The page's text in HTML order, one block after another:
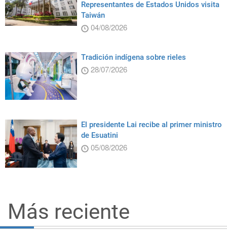
Representantes de Estados Unidos visita
Taiwán
04/08/2026
Tradición indígena sobre rieles
28/07/2026
El presidente Lai recibe al primer ministro
de Esuatini
05/08/2026
Más reciente